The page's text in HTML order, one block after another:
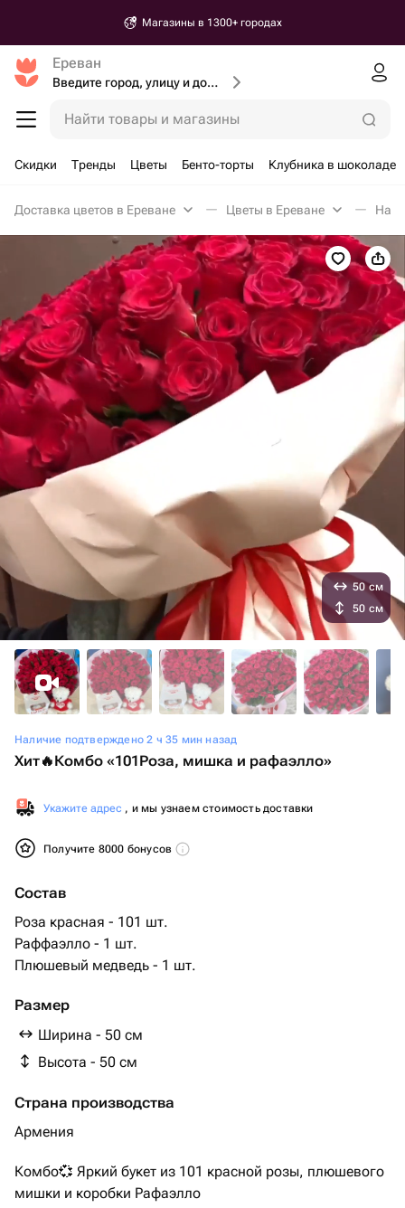
Магазины в 1300+ городах
Ереван
Введите город, улицу и дом доставки
Найти товары и магазины
Скидки Тренды Цветы Бенто-торты Клубника в шоколаде
Доставка цветов в Ереване Цветы в Ереване
Наличие подтверждено 2 ч 35 мин назад
Хит🔥Комбо «101Роза, мишка и рафаэлло»
Укажите адрес , и мы узнаем стоимость доставки
Получите 8000 бонусов
Состав
Роза красная - 101 шт.
Раффаэлло - 1 шт.
Плюшевый медведь - 1 шт.
Размер
Ширина - 50 см
Высота - 50 см
Страна производства
Армения
50 см
50 см
Комбо💞 Яркий букет из 101 красной розы, плюшевого
мишки и коробки Рафаэлло